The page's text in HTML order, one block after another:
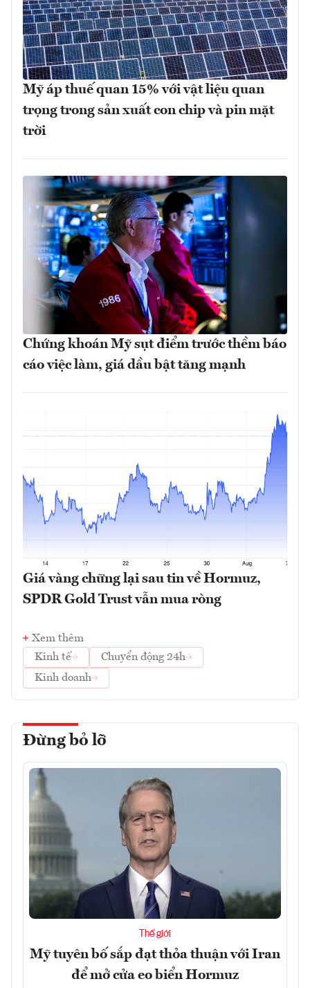
Mỹ áp thuế quan 15% với vật liệu quan
trọng trong sản xuất con chip và pin mặt
trời
Chứng khoán Mỹ sụt điểm trước thềm báo
cáo việc làm, giá dầu bật tăng mạnh
Giá vàng chững lại sau tin về Hormuz,
SPDR Gold Trust vẫn mua ròng
Xem thêm
Kinh tế
Chuyển động 24h
Kinh doanh
Đừng bỏ lỡ
Thế giới
Mỹ tuyên bố sắp đạt thỏa thuận với Iran
để mở cửa eo biển Hormuz